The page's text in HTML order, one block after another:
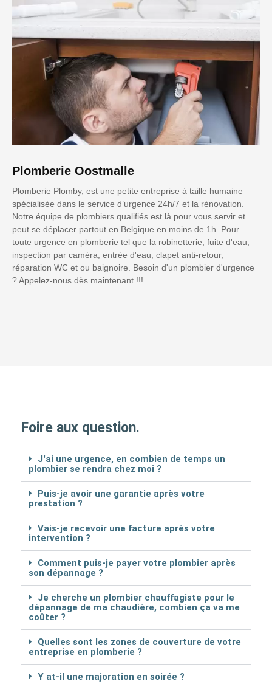
Plomberie Oostmalle
Plomberie Plomby, est une petite entreprise à taille humaine
spécialisée dans le service d’urgence 24h/7 et la rénovation.
Notre équipe de plombiers qualifiés est là pour vous servir et
peut se déplacer partout en Belgique en moins de 1h. Pour
toute urgence en plomberie tel que la robinetterie, fuite d'eau,
inspection par caméra, entrée d'eau, clapet anti-retour,
réparation WC et ou baignoire. Besoin d'un plombier d'urgence
? Appelez-nous dès maintenant !!!
Foire aux question.
J'ai une urgence, en combien de temps un
plombier se rendra chez moi ?
Puis-je avoir une garantie après votre
prestation ?
Vais-je recevoir une facture après votre
intervention ?
Comment puis-je payer votre plombier après
son dépannage ?
Je cherche un plombier chauffagiste pour le
dépannage de ma chaudière, combien ça va me
coûter ?
Quelles sont les zones de couverture de votre
entreprise en plomberie ?
Y at-il une majoration en soirée ?